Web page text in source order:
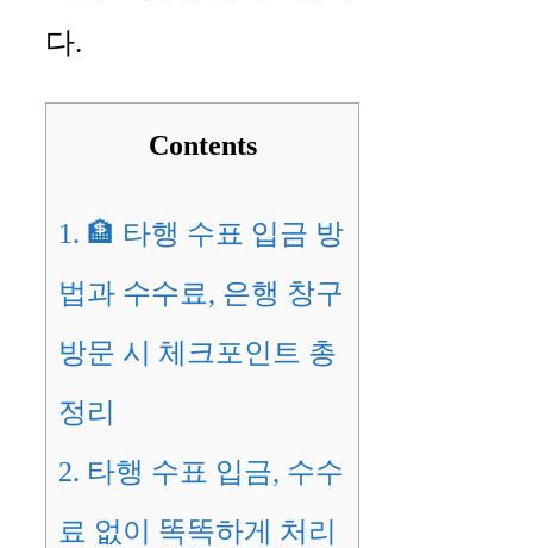
다.
Contents
1. 🏦 타행 수표 입금 방
법과 수수료, 은행 창구
방문 시 체크포인트 총
정리
2. 타행 수표 입금, 수수
료 없이 똑똑하게 처리